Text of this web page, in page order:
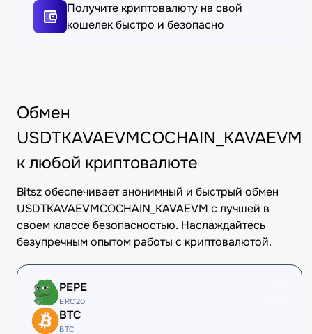
Получите криптовалюту на свой
кошелек быстро и безопасно
Обмен
USDTKAVAEVMCOCHAIN_KAVAEVM
к любой криптовалюте
Bitsz обеспечивает анонимный и быстрый обмен
USDTKAVAEVMCOCHAIN_KAVAEVM с лучшей в
своем классе безопасностью. Наслаждайтесь
безупречным опытом работы с криптовалютой.
PEPE
ERC20
BTC
BTC